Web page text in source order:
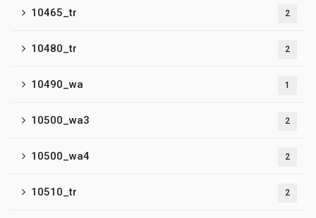
10465_tr 2
10480_tr 2
10490_wa 1
10500_wa3 2
10500_wa4 2
10510_tr 2